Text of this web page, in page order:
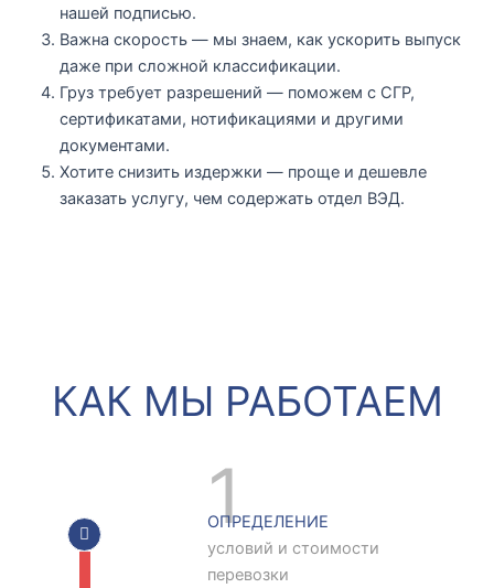
нашей подписью.
Важна скорость— мы знаем, как ускорить выпуск
даже при сложной классификации.
Груз требует разрешений — поможем с СГР,
сертификатами, нотификациями и другими
документами.
Хотите снизить издержки — проще и дешевле
заказать услугу, чем содержать отдел ВЭД.
КАК МЫ РАБОТАЕМ
1
ОПРЕДЕЛЕНИЕ
условий и стоимости
перевозки